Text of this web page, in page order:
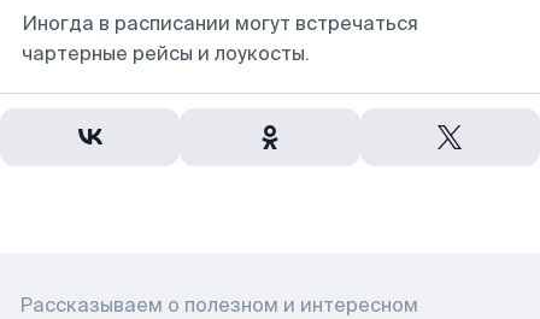
Иногда в расписании могут встречаться
чартерные рейсы и лоукосты.
Рассказываем о полезном и интересном